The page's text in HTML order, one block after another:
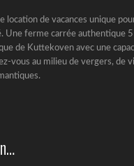
location de vacances unique
Une ferme carrée authentique
de Kuttekoven avec une
vous au milieu de vergers, de